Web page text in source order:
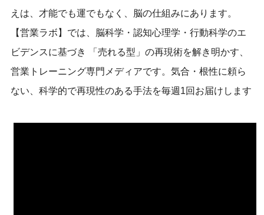
えは、才能でも運でもなく、脳の仕組みにあります。
【営業ラボ】では、脳科学・認知心理学・行動科学のエ
ビデンスに基づき 「売れる型」の再現術を解き明かす、
営業トレーニング専門メディアです。気合・根性に頼ら
ない、科学的で再現性のある手法を毎週1回お届けします